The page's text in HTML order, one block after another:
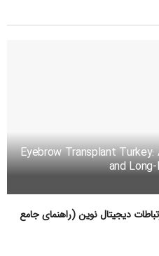
Eyebrow Transplant
and
دیجیتال نوین (راهنمای جامع